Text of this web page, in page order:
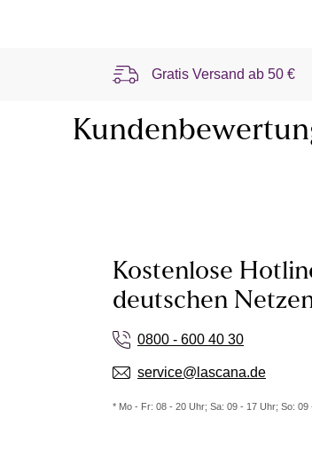
Gratis Versand ab 50 €
Kostenlose
deutschen
0800 - 600 40 30
service@lascana.de
* Mo - Fr: 08 - 20 Uhr; Sa: 09 - 17 Uhr; So: 09